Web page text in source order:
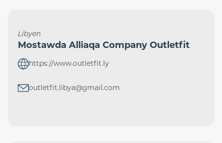
Libyen
Mostawda Alliaqa Company Outletfit
https://www.outletfit.ly
outletfit.libya@gmail.com